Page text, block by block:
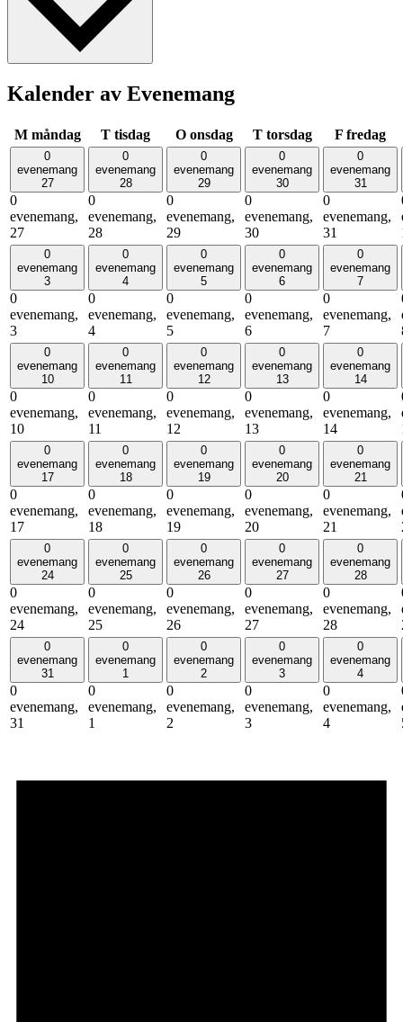
Kalender av Evenemang
M måndag T tisdag O onsdag T torsdag F fredag
0
evenemang
27
0
evenemang,
27
0
evenemang
28
0
evenemang,
28
0
evenemang
29
0
evenemang,
29
0
evenemang
30
0
evenemang,
30
0
evenemang
31
0
evenemang,
31
0
evenemang
3
0
evenemang,
3
0
evenemang
4
0
evenemang,
4
0
evenemang
5
0
evenemang,
5
0
evenemang
6
0
evenemang,
6
0
evenemang
7
0
evenemang,
7
0
evenemang
10
0
evenemang,
10
0
evenemang
11
0
evenemang,
11
0
evenemang
12
0
evenemang,
12
0
evenemang
13
0
evenemang,
13
0
evenemang
14
0
evenemang,
14
0
evenemang
17
0
evenemang,
17
0
evenemang
18
0
evenemang,
18
0
evenemang
19
0
evenemang,
19
0
evenemang
20
0
evenemang,
20
0
evenemang
21
0
evenemang,
21
0
evenemang
24
0
evenemang,
24
0
evenemang
25
0
evenemang,
25
0
evenemang
26
0
evenemang,
26
0
evenemang
27
0
evenemang,
27
0
evenemang
28
0
evenemang,
28
0
evenemang
31
0
evenemang,
31
0
evenemang
1
0
evenemang,
1
0
evenemang
2
0
evenemang,
2
0
evenemang
3
0
evenemang,
3
0
evenemang
4
0
evenemang,
4